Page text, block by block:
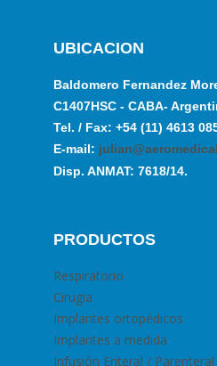
UBICACION
Baldomero Fernandez
C1407HSC - CABA-
Tel. / Fax: +54 (11) 4613
E-mail:
Disp. ANMAT: 7618/14.
PRODUCTOS
Respiratorio
Cirugia
Implantes ortopédicos
Implantes a medida
Infusión Enteral / Parenteral